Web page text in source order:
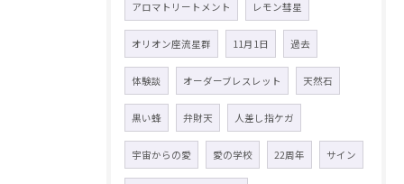
アロマトリートメント レモン彗星
オリオン座流星群 11月1日 過去
体験談 オーダーブレスレット 天然石
黒い蜂 弁財天 人差し指ケガ
宇宙からの愛 愛の学校 22周年 サイン